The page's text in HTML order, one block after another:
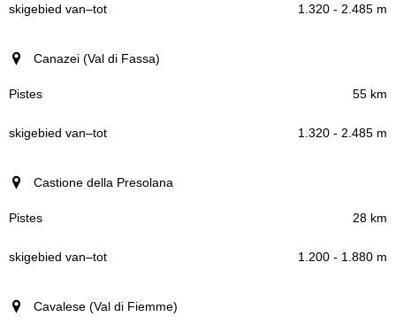
1.320 - 2.485 m
Canazei (Val di Fassa)
55 km
1.320 - 2.485 m
Castione della Presolana
28 km
1.200 - 1.880 m
Cavalese (Val di Fiemme)